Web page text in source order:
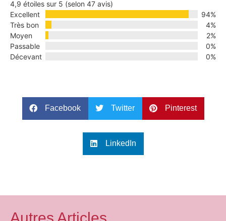
4,9 étoiles sur 5 (selon 47 avis)
Excellent
94%
Très bon
4%
Moyen
2%
Passable
0%
Décevant
0%
Facebook Twitter Pinterest
LinkedIn